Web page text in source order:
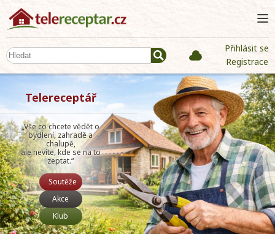
Přihlásit se
Registrace
Telereceptář
„Vše co chcete vědět o
bydlení, zahradě a
chalupě,
ale nevíte, kde se na to
zeptat.“
Soutěže
Akce
Klub